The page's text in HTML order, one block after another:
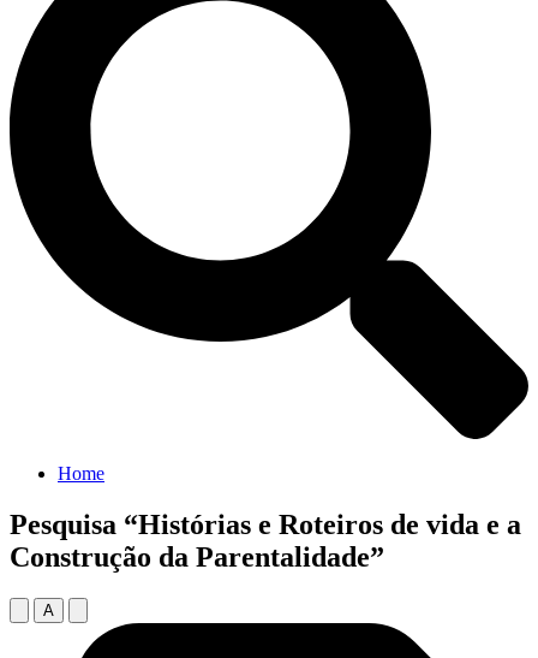
Home
Pesquisa “Histórias e Roteiros de vida e a
Construção da Parentalidade”
A